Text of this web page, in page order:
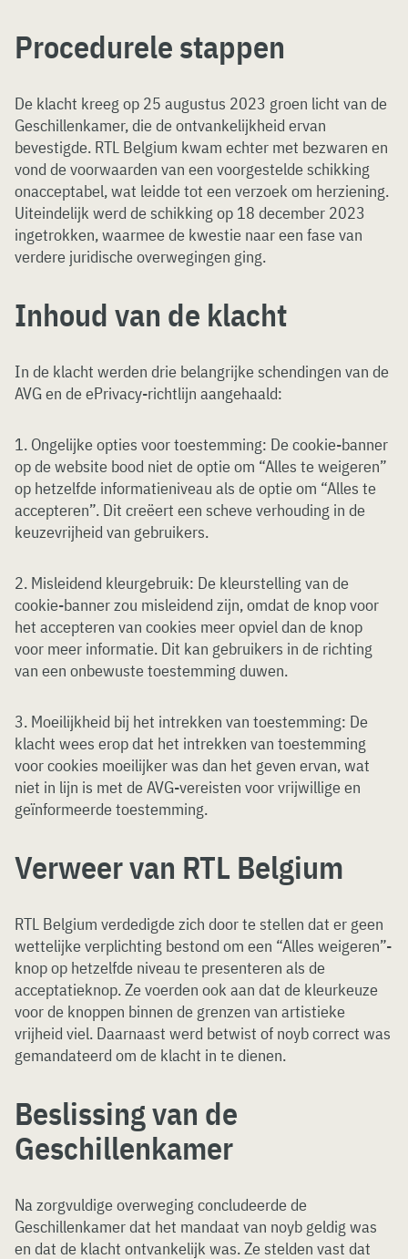
Procedurele stappen
De klacht kreeg op 25 augustus 2023 groen licht van de
Geschillenkamer, die de ontvankelijkheid ervan
bevestigde. RTL Belgium kwam echter met bezwaren en
vond de voorwaarden van een voorgestelde schikking
onacceptabel, wat leidde tot een verzoek om herziening.
Uiteindelijk werd de schikking op 18 december 2023
ingetrokken, waarmee de kwestie naar een fase van
verdere juridische overwegingen ging.
Inhoud van de klacht
In de klacht werden drie belangrijke schendingen van de
AVG en de ePrivacy-richtlijn aangehaald:
1. Ongelijke opties voor toestemming: De cookie-banner
op de website bood niet de optie om “Alles te weigeren”
op hetzelfde informatieniveau als de optie om “Alles te
accepteren”. Dit creëert een scheve verhouding in de
keuzevrijheid van gebruikers.
2. Misleidend kleurgebruik: De kleurstelling van de
cookie-banner zou misleidend zijn, omdat de knop voor
het accepteren van cookies meer opviel dan de knop
voor meer informatie. Dit kan gebruikers in de richting
van een onbewuste toestemming duwen.
3. Moeilijkheid bij het intrekken van toestemming: De
klacht wees erop dat het intrekken van toestemming
voor cookies moeilijker was dan het geven ervan, wat
niet in lijn is met de AVG-vereisten voor vrijwillige en
geïnformeerde toestemming.
Verweer van RTL Belgium
RTL Belgium verdedigde zich door te stellen dat er geen
wettelijke verplichting bestond om een “Alles weigeren”-
knop op hetzelfde niveau te presenteren als de
acceptatieknop. Ze voerden ook aan dat de kleurkeuze
voor de knoppen binnen de grenzen van artistieke
vrijheid viel. Daarnaast werd betwist of noyb correct was
gemandateerd om de klacht in te dienen.
Beslissing van de
Geschillenkamer
Na zorgvuldige overweging concludeerde de
Geschillenkamer dat het mandaat van noyb geldig was
en dat de klacht ontvankelijk was. Ze stelden vast dat